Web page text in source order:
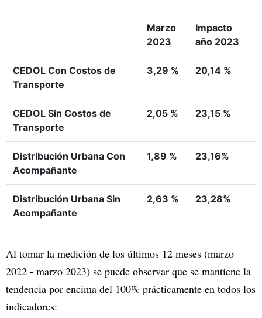
Marzo
2023
Impacto
año 2023
CEDOL Con Costos de
Transporte
3,29 % 20,14 %
CEDOL Sin Costos de
Transporte
2,05 % 23,15 %
Distribución Urbana Con
Acompañante
1,89 % 23,16%
Distribución Urbana Sin
Acompañante
2,63 % 23,28%
Al tomar la medición de los últimos 12 meses (marzo
2022 - marzo 2023) se puede observar que se mantiene la
tendencia por encima del 100% prácticamente en todos los
indicadores: